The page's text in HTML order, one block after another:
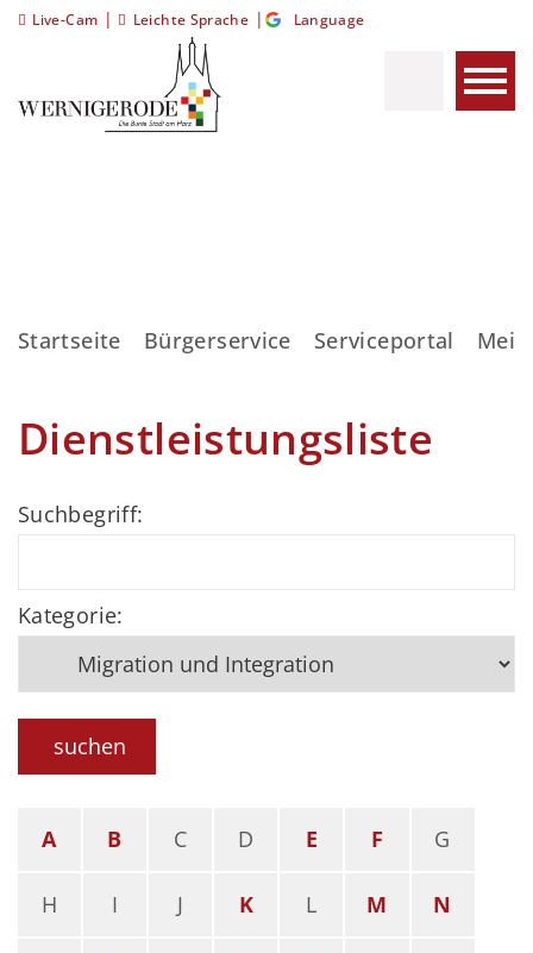
Live-Cam | Leichte Sprache | Language
Startseite Bürgerservice Serviceportal
Dienstleistungsliste
Suchbegriff:
Kategorie:
suchen
A B C D E F G
H I J K L M N